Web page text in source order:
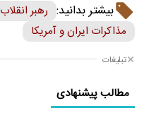
بیشتر بدانید: رهبر انقلاب
مذاکرات ایران و آمریکا
تبلیغات
مطالب پیشنهادی